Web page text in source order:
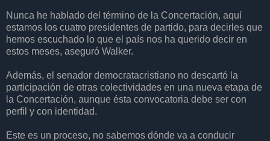
Nunca he hablado del término de la Concertación, aquí
estamos los cuatro presidentes de partido, para decirles que
hemos escuchado lo que el país nos ha querido decir en
estos meses, aseguró Walker.
Además, el senador democratacristiano no descartó la
participación de otras colectividades en una nueva etapa de
la Concertación, aunque ésta convocatoria debe ser con
perfil y con identidad.
Este es un proceso, no sabemos dónde va a conducir